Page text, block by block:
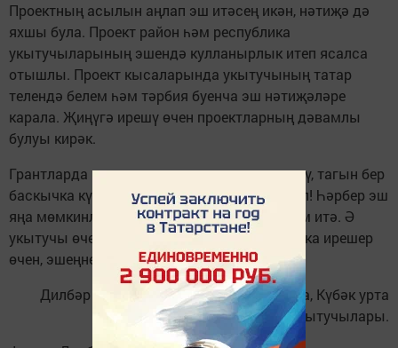
Проектның асылын аңлап эш итәсең икән, нәтиҗә дә
яхшы була. Проект район һәм республика
укытучыларының эшендә кулланырлык итеп ясалса
отышлы. Проект кысаларында укытучының татар
телендә белем һәм тәрбия буенча эш нәтиҗәләре
карала. Җиңүгә ирешү өчен проектларның дәвамлы
булуы кирәк.
Грантларда катнашу – үзеңне камилләштерү, тагын бер
баскычка күтәрелеп, яңа киңлекләр яулау ул! Һәрбер эш
яңа мөмкинлекләр ачарга һәм үсәргә ярдәм итә. Ә
укытучы өчен камиллеккә чикләр юк. Уңышка ирешер
өчен, эшеңне яратырга кирәк!
Дилбәр Гарифуллина, Гөлнар Нәҗмиева, Күбәк урта
мәктәбе укытучылары.